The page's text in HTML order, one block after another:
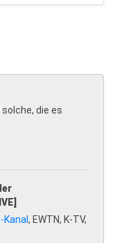
die es
, EWTN, K-TV,